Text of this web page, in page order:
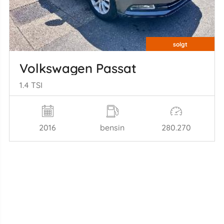
solgt
Volkswagen Passat
1.4 TSI
2016 bensin 280.270